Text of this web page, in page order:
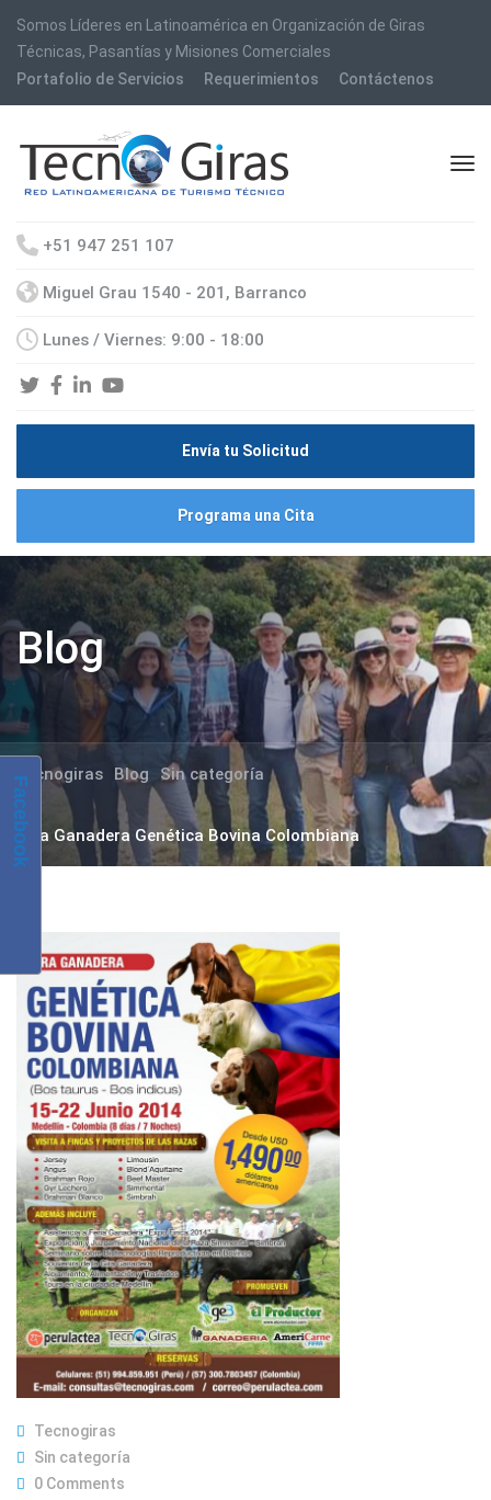
Somos Líderes en Latinoamérica en Organización de Giras
Técnicas, Pasantías y Misiones Comerciales
Portafolio de Servicios
Requerimientos Contáctenos
+51 947 251 107
Miguel Grau 1540 - 201, Barranco
Lunes / Viernes: 9:00 - 18:00
Envía tu Solicitud
Programa una Cita
Blog
Tecnogiras Blog Sin categoría
Gira Ganadera Genética Bovina Colombiana
Tecnogiras
Sin categoría
0 Comments
Facebook